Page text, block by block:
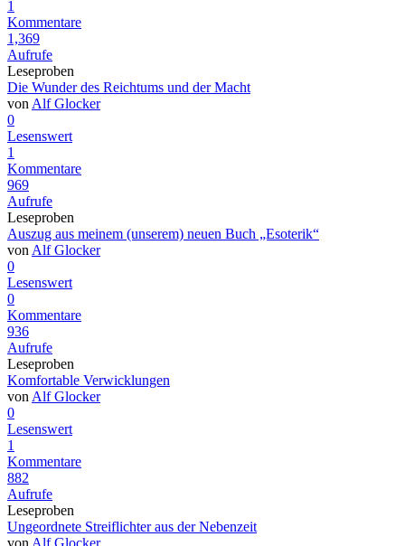
1
Kommentare
1,369
Aufrufe
Leseproben
Die Wunder des Reichtums und der Macht
von Alf Glocker
0
Lesenswert
1
Kommentare
969
Aufrufe
Leseproben
Auszug aus meinem (unserem) neuen Buch „Esoterik“
von Alf Glocker
0
Lesenswert
0
Kommentare
936
Aufrufe
Leseproben
Komfortable Verwicklungen
von Alf Glocker
0
Lesenswert
1
Kommentare
882
Aufrufe
Leseproben
Ungeordnete Streiflichter aus der Nebenzeit